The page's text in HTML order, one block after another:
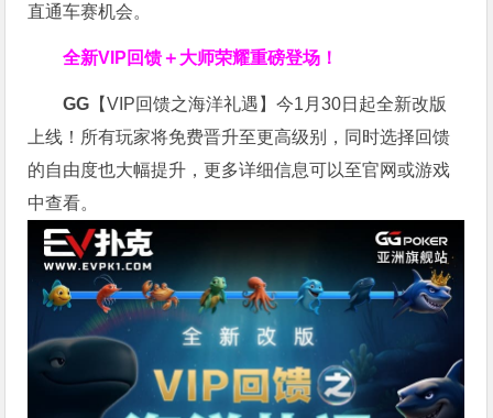
直通车赛机会。
全新VIP回馈＋大师荣耀重磅登场！
GG 【VIP回馈之海洋礼遇】今1月30日起全新改版
上线！所有玩家将免费晋升至更高级别，同时选择回馈
的自由度也大幅提升，更多详细信息可以至官网或游戏
中查看。